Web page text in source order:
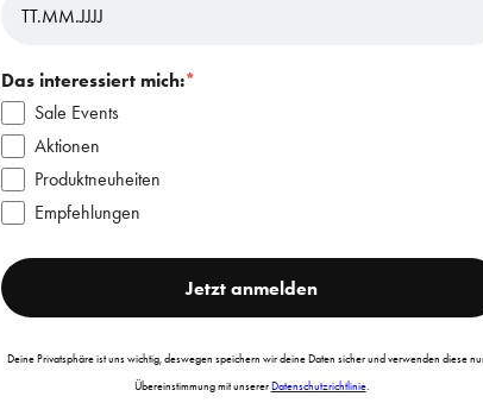
Das interessiert mich:*
Sale Events
Aktionen
Produktneuheiten
Empfehlungen
Jetzt anmelden
Deine Privatsphäre ist uns wichtig, deswegen speichern wir deine Daten sicher und verwenden diese
Übereinstimmung mit unsererDatenschutzrichtlinie.